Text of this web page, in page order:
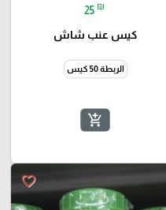
25 ₪
كيس عنب شاش
الربطة 50 كيس
add_shopping_cart
favorite_border